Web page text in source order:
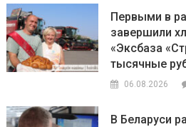
Первыми в
завершили
«Эксбаза
тысячные
06.08.2026
В Беларуси